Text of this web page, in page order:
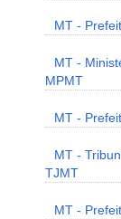
MT -
MT -
MPMT
MT -
MT -
TJMT
MT -